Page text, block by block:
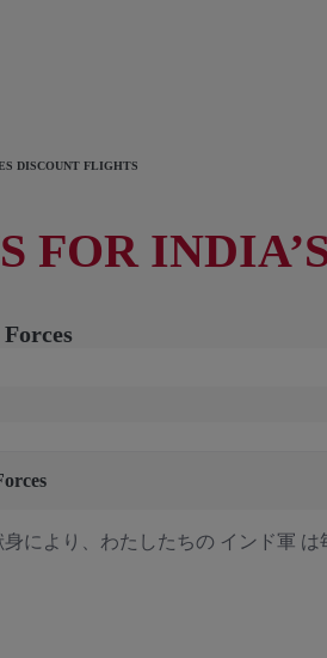
DISCOUNT FLIGHTS
FOR
により、わたしたちの インド軍